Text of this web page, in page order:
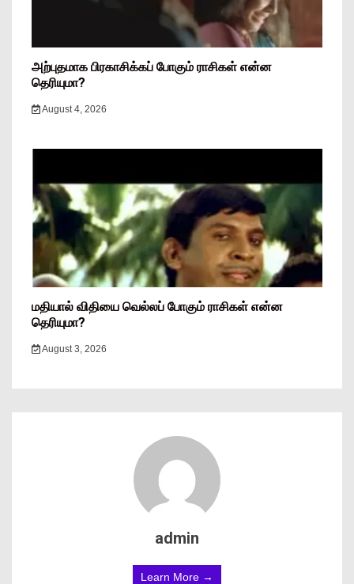
அற்புதமாக பிரகாசிக்கப் போகும் ராசிகள் என்ன
தெரியுமா?
August 4, 2026
மதியால் விதியை வெல்லப் போகும் ராசிகள் என்ன
தெரியுமா?
August 3, 2026
admin
Learn More →